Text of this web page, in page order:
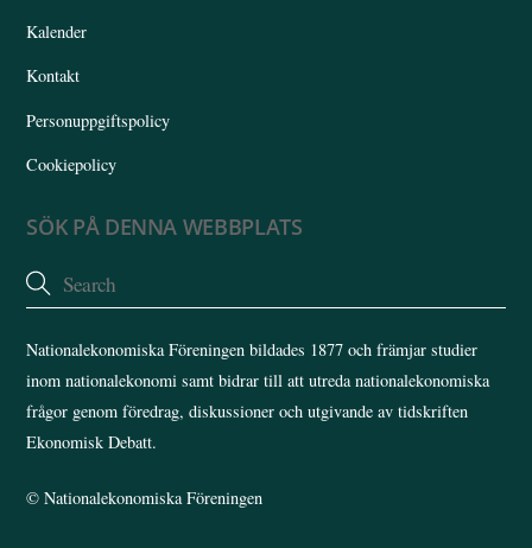
Kalender
Kontakt
Personuppgiftspolicy
Cookiepolicy
SÖK PÅ DENNA WEBBPLATS
Nationalekonomiska Föreningen bildades 1877 och främjar studier
inom nationalekonomi samt bidrar till att utreda nationalekonomiska
frågor genom föredrag, diskussioner och utgivande av tidskriften
Ekonomisk Debatt.
©Nationalekonomiska Föreningen